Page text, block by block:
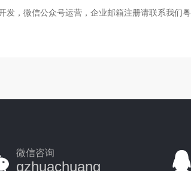
发，微信公众号运营，企业邮箱注册请联系我们
微信咨询
gzhuachuang